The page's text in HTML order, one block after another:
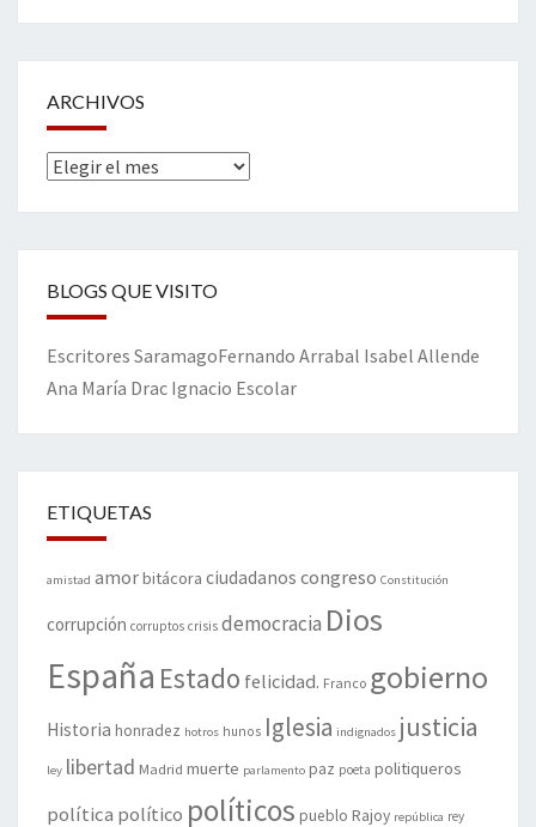
ARCHIVOS
Archivos
BLOGS QUE VISITO
Escritores SaramagoFernando Arrabal Isabel Allende
Ana María Drac Ignacio Escolar
ETIQUETAS
amistad amorbitácora ciudadanos congreso Constitución
corrupción corruptos crisis democracia Dios
España Estado felicidad. Franco gobierno
Historia honradez hotros hunos Iglesia indignados justicia
ley libertad Madrid muerte parlamento paz poeta politiqueros
política político políticos pueblo Rajoy república rey